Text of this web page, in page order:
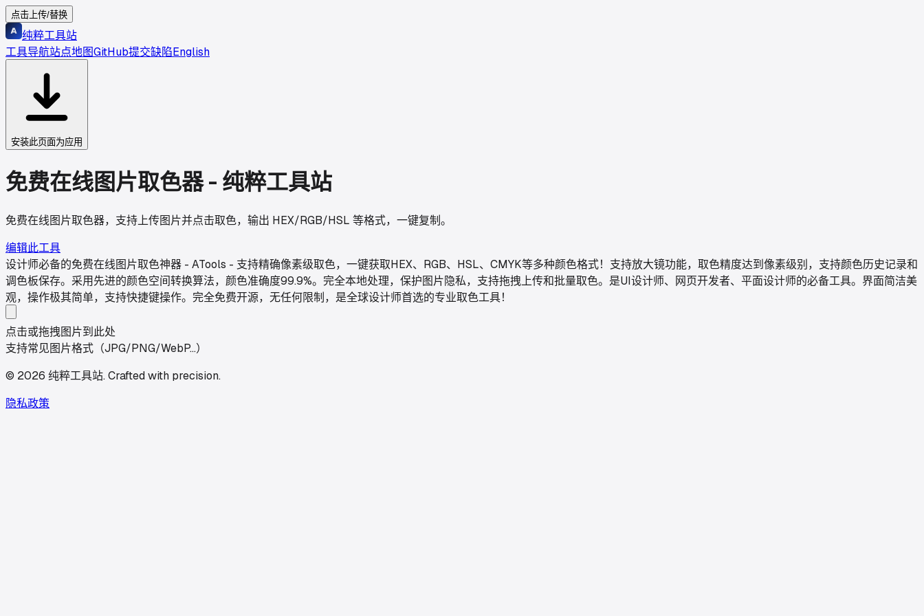
点击上传/替换
纯粹工具站
工具导航站点地图GitHub提交缺陷English
安装此页面为应用
免费在线图片取色器 - 纯粹工具站
免费在线图片取色器，支持上传图片并点击取色，输出 HEX/RGB/HSL 等格式，一键复制。
编辑此工具
设计师必备的免费在线图片取色神器 - ATools - 支持精确像素级取色，一键获取HEX、RGB、HSL、CMYK等多种颜色格式！支持放大镜功能，取色精度达到像素级别，支持颜色历史记录和
调色板保存。采用先进的颜色空间转换算法，颜色准确度99.9%。完全本地处理，保护图片隐私，支持拖拽上传和批量取色。是UI设计师、网页开发者、平面设计师的必备工具。界面简洁美
观，操作极其简单，支持快捷键操作。完全免费开源，无任何限制，是全球设计师首选的专业取色工具！
点击或拖拽图片到此处
支持常见图片格式（JPG/PNG/WebP…）
© 2026 纯粹工具站.Crafted with precision.
隐私政策